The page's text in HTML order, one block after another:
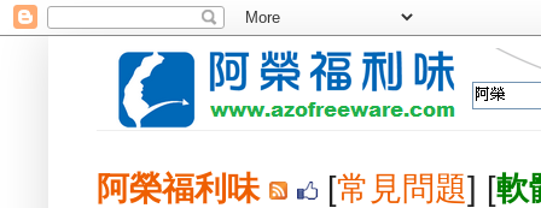
阿榮福利味 [常見問題] [軟